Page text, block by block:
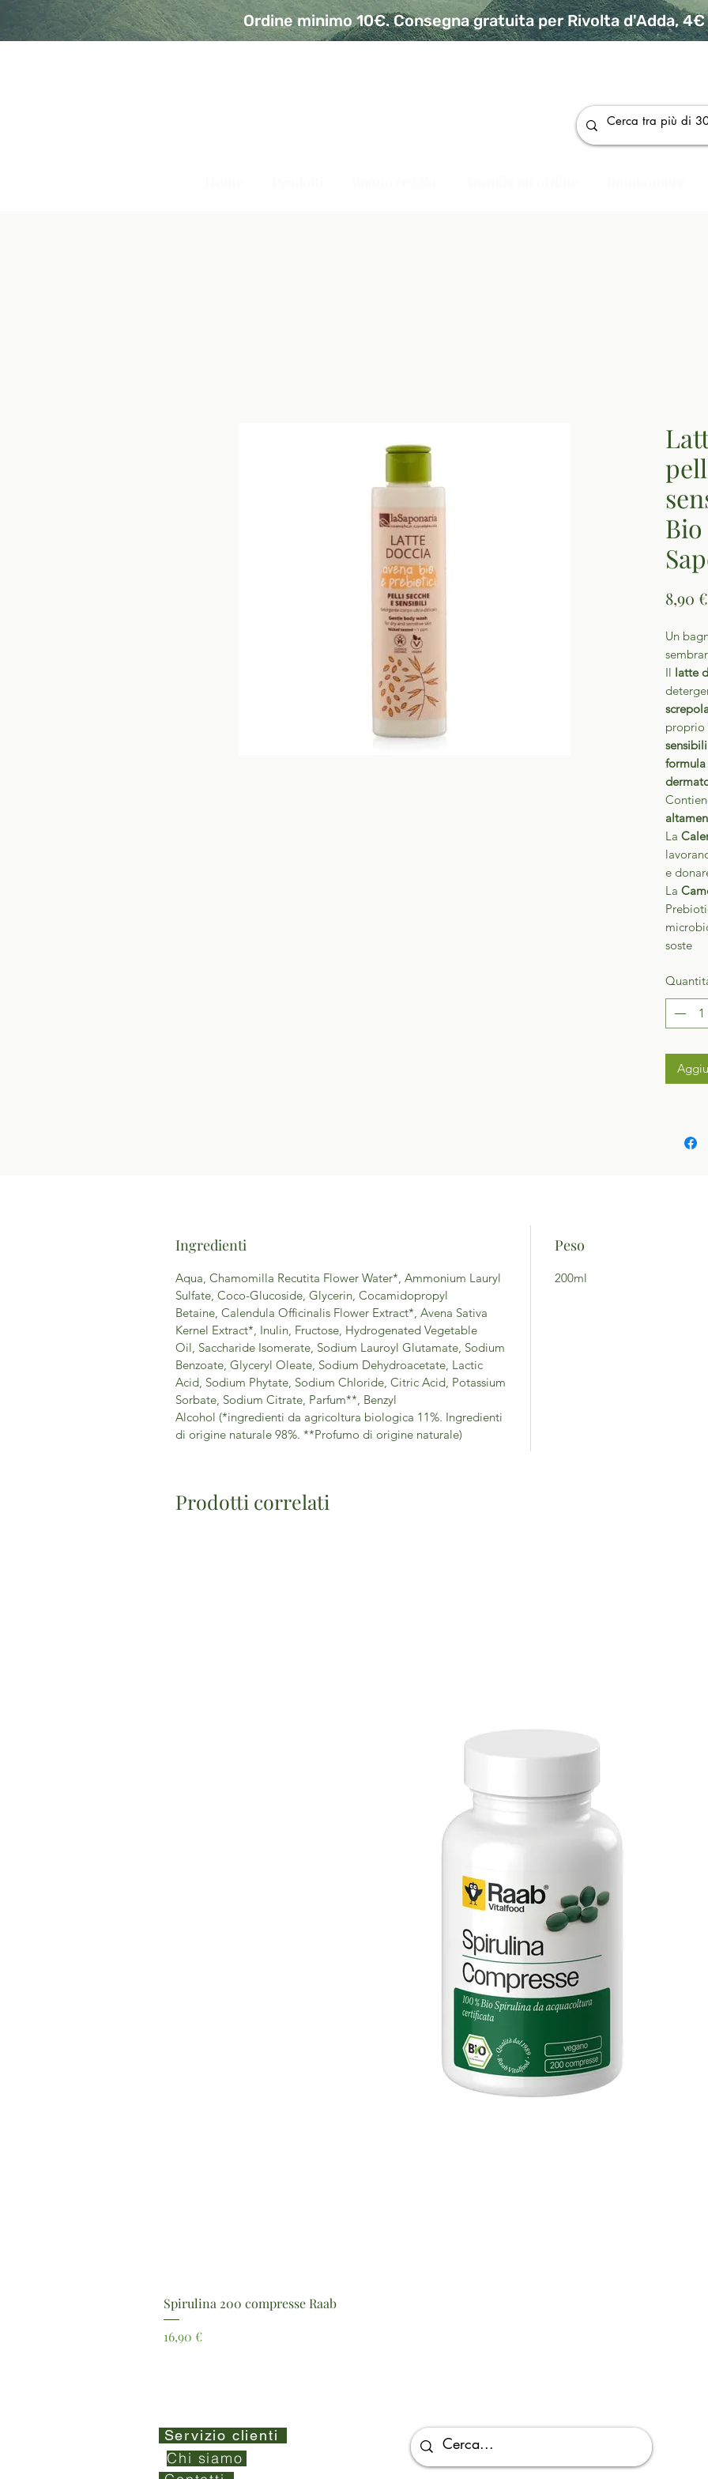
Ordine minimo 10€. Consegna gratuita per Rivolta d'Adda,
8,90 €
Un
Il latte
proprio
sensibili
formula
La
e
La
soste
Ingredienti
Aqua, Chamomilla Recutita Flower Water*, Ammonium Lauryl
Sulfate, Coco-Glucoside, Glycerin, Cocamidopropyl
Betaine, Calendula Officinalis Flower Extract*, Avena Sativa
Kernel Extract*, Inulin, Fructose, Hydrogenated Vegetable
Oil, Saccharide Isomerate, Sodium Lauroyl Glutamate, Sodium
Benzoate, Glyceryl Oleate, Sodium Dehydroacetate, Lactic
Acid, Sodium Phytate, Sodium Chloride, Citric Acid, Potassium
Sorbate, Sodium Citrate, Parfum**, Benzyl
Alcohol (*ingredienti da agricoltura biologica 11%. Ingredienti
di origine naturale 98%. **Profumo di origine naturale)
Peso
200ml
Prodotti correlati
Spirulina 200 compresse Raab
Prezzo
16,90 €
Servizio clienti
Chi siamo